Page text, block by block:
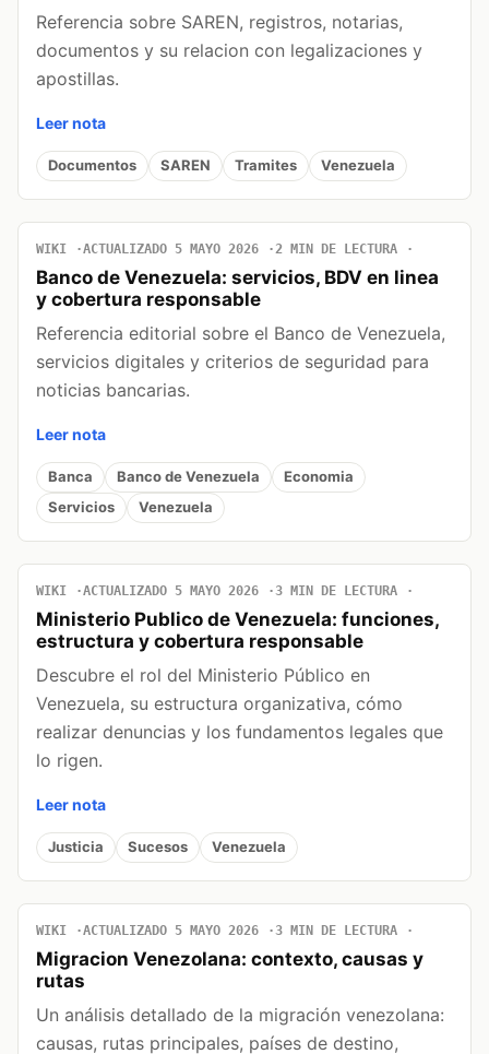
Referencia sobre SAREN, registros, notarias,
documentos y su relacion con legalizaciones y
apostillas.
Leer nota
Documentos SAREN Tramites Venezuela
WIKI ACTUALIZADO 5 MAYO 2026 2 MIN DE LECTURA
Banco de Venezuela: servicios, BDV en linea
y cobertura responsable
Referencia editorial sobre el Banco de Venezuela,
servicios digitales y criterios de seguridad para
noticias bancarias.
Leer nota
Banca Banco de Venezuela
Economia
Servicios
Venezuela
WIKI ACTUALIZADO 5 MAYO 2026 3 MIN DE LECTURA
Ministerio Publico de Venezuela: funciones,
estructura y cobertura responsable
Descubre el rol del Ministerio Público en
Venezuela, su estructura organizativa, cómo
realizar denuncias y los fundamentos legales que
lo rigen.
Leer nota
Justicia Sucesos Venezuela
WIKI ACTUALIZADO 5 MAYO 2026 3 MIN DE LECTURA
Migracion Venezolana: contexto, causas y
rutas
Un análisis detallado de la migración venezolana:
causas, rutas principales, países de destino,